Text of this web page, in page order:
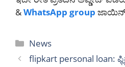
&WhatsApp group ಜಾಯಿನ್
Categories
News
flipkart personal loan: